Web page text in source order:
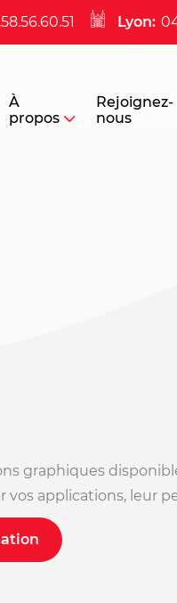
Lyon:
À
propos
Rejoignez-
nous
graphiques
applications, leur